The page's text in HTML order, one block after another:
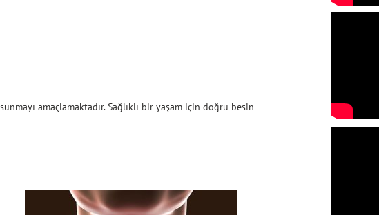
amaçlamaktadır. Sağlıklı bir yaşam için doğru besin